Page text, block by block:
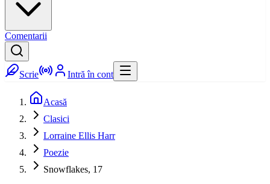
Comentarii
Scrie Intră în cont
Acasă
Clasici
Lorraine Ellis Harr
Poezie
Snowflakes, 17